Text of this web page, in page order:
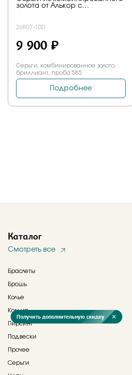
Каталог
Смотреть все
Браслеты
Брошь
Колье
Кольца
Пирсинг
Подвески
Прочее
Серьги
Получить дополнительную скидку